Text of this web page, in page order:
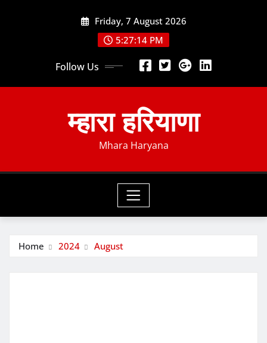
Friday, 7 August 2026
5:27:15 PM
Follow Us
म्हारा हरियाणा
Mhara Haryana
Home 2024 August